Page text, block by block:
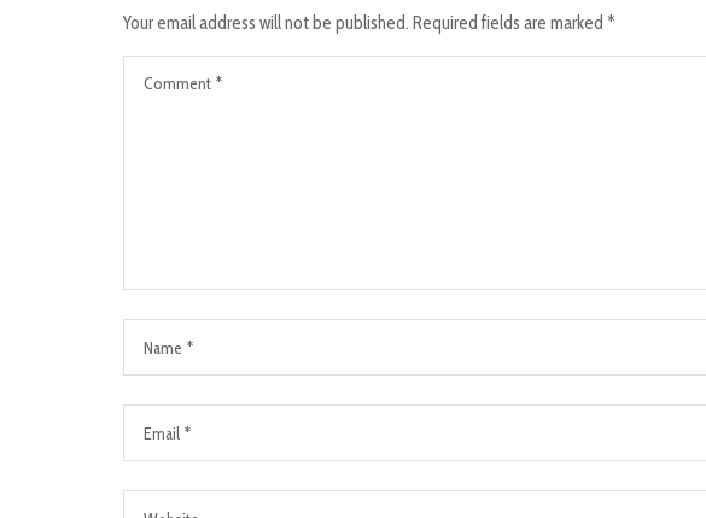
Your email address will not be published. Required fields are marked *